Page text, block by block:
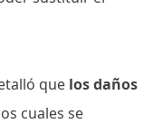
que los daños
cuales se